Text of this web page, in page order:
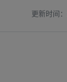
更新时间：